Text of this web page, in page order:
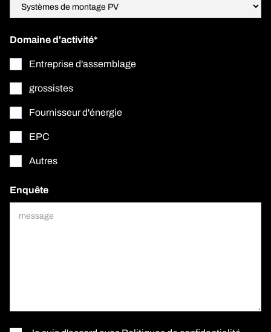
Domaine d'activité*
Entreprise d'assemblage
grossistes
Fournisseur d'énergie
EPC
Autres
Enquête